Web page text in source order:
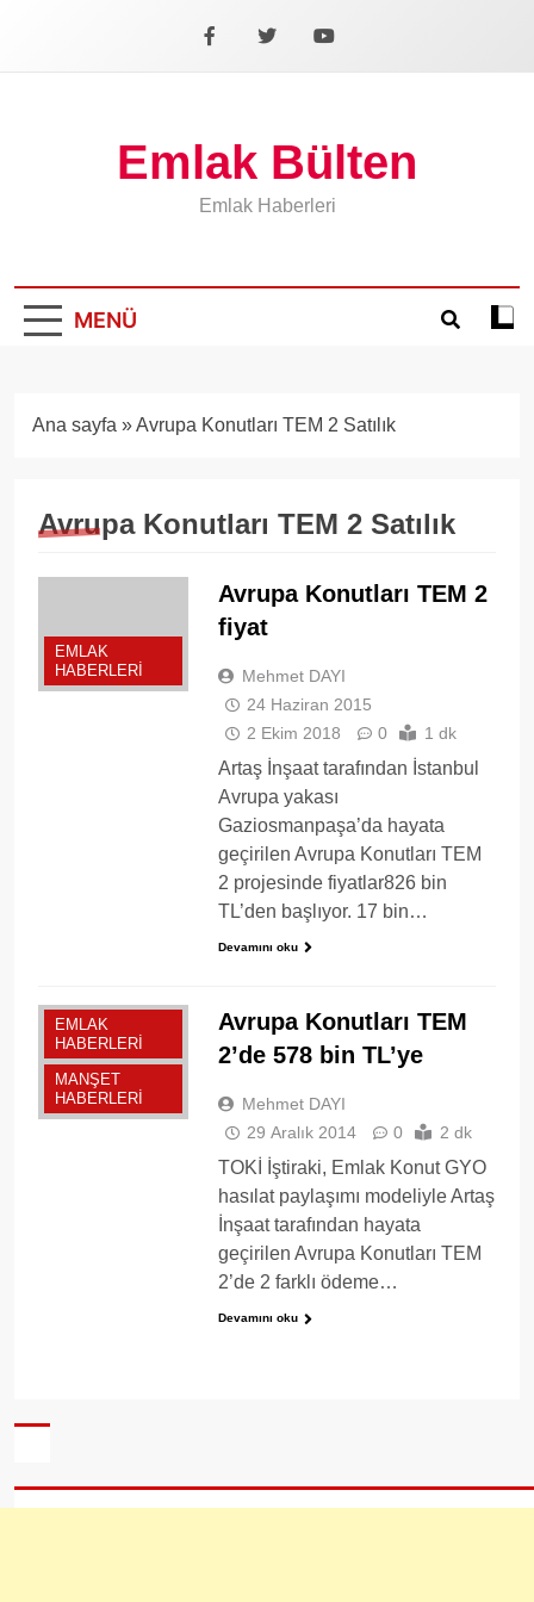
Facebook
X YouTube
Emlak Bülten
Emlak Haberleri
MENÜ
Koyu
Ana sayfa »Avrupa Konutları TEM 2 Satılık
Avrupa Konutları TEM 2 Satılık
EMLAK
HABERLERI
Avrupa Konutları TEM 2
fiyat
Mehmet DAYI
24 Haziran 2015
2 Ekim 2018
0 1 dk
Artaş İnşaat tarafından İstanbul
Avrupa yakası
Gaziosmanpaşa’da hayata
geçirilen Avrupa Konutları TEM
2 projesinde fiyatlar826 bin
TL’den başlıyor. 17 bin…
Devamını oku
EMLAK
HABERLERI
MANŞET
HABERLERI
Avrupa Konutları TEM
2’de 578 bin TL’ye
Mehmet DAYI
29 Aralık 2014
0 2 dk
TOKİ İştiraki, Emlak Konut GYO
hasılat paylaşımı modeliyle Artaş
İnşaat tarafından hayata
geçirilen Avrupa Konutları TEM
2’de 2 farklı ödeme…
Devamını oku